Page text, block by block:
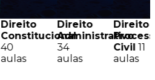
Direito
Constitucional
40
aulas
Direito
Administrativo
34
aulas
Direito
Civil 11
aulas